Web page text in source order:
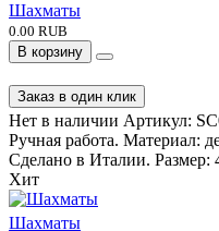
Шахматы
0.00 RUB
В корзину
Заказ в один клик
Нет в наличии Артикул:
Ручная работа. Материал:
Сделано в Италии. Размер:
Хит
Шахматы